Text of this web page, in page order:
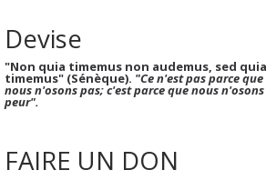
Devise
"Non quia timemus non audemus, sed
timemus" (Sénèque). "Ce n'est pas parce
nous n'osons pas; c'est parce que nous
peur".
FAIRE UN DON